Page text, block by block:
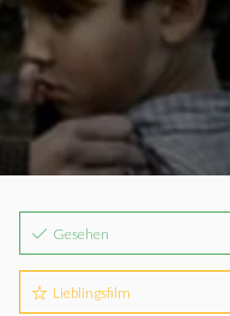
Gesehen
Lieblingsfilm